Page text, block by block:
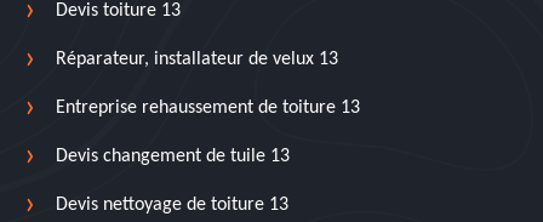
Devis toiture 13
Réparateur, installateur de velux 13
Entreprise rehaussement de toiture 13
Devis changement de tuile 13
Devis nettoyage de toiture 13